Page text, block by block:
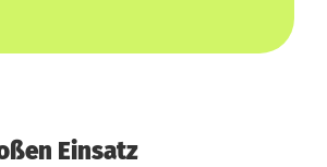
Einsatz